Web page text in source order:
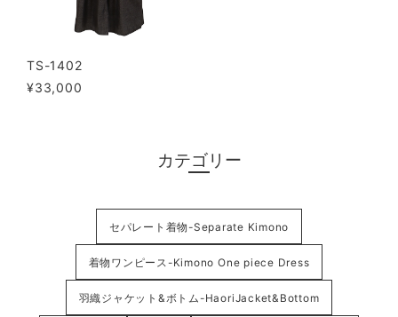
TS-1402
¥33,000
カテゴリー
セパレート着物-Separate Kimono
着物ワンピース-Kimono One piece Dress
羽織ジャケット&ボトム-HaoriJacket&Bottom